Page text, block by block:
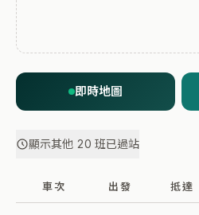
即時地圖
顯示其他 20 班已過站
車次 出發 抵達